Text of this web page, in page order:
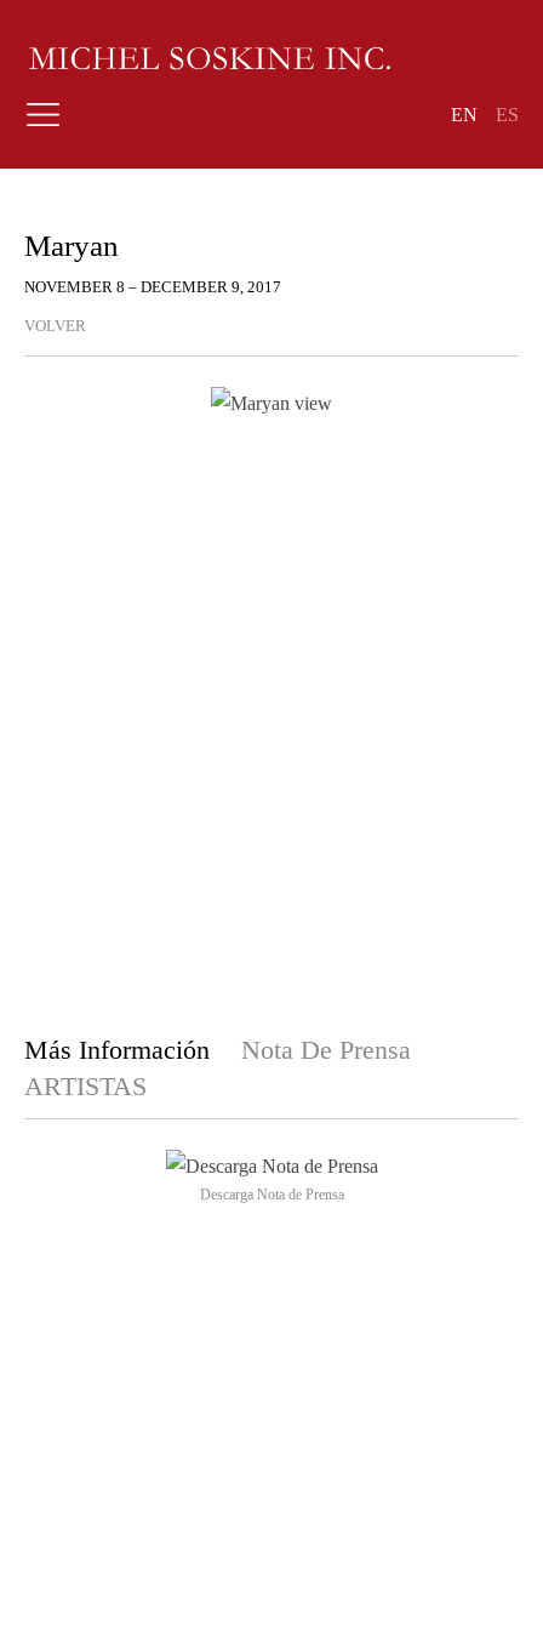
EN ES
Maryan
NOVEMBER 8 – DECEMBER 9, 2017
VOLVER
Más Información
Nota De Prensa
ARTISTAS
Descarga Nota de Prensa